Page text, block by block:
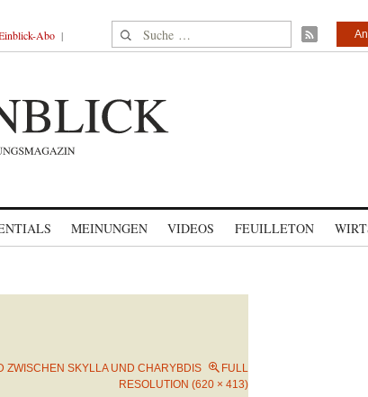
Abo Suche nach:
MEINUNGEN VIDEOS FEUILLETON
ZWISCHEN SKYLLA UND CHARYBDIS
FULL
RESOLUTION (620 × 413)